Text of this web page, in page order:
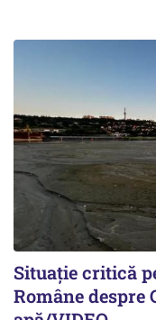
Situație critică
Române